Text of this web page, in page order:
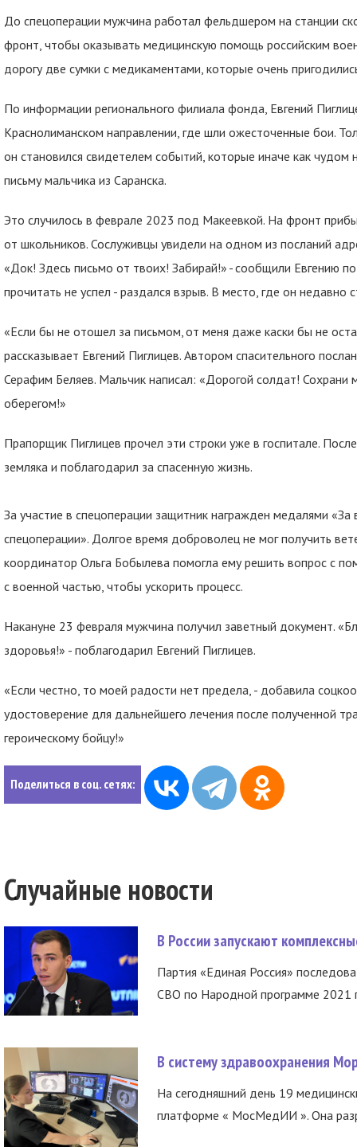
До спецоперации мужчина работал фельдшером на станции
фронт, чтобы оказывать медицинскую помощь российским
дорогу две сумки с медикаментами, которые очень
По информации регионального филиала фонда, Евгений
Краснолиманском направлении, где шли ожесточенные бои.
он становился свидетелем событий, которые иначе как
письму мальчика из Саранска.
Это случилось в феврале 2023 под Макеевкой. На фронт
от школьников. Сослуживцы увидели на одном из посланий
«Док! Здесь письмо от твоих! Забирай!» - сообщили Евгению
прочитать не успел - раздался взрыв. В место, где он недавно
«Если бы не отошел за письмом, от меня даже каски бы не
рассказывает Евгений Пиглицев. Автором спасительного
Серафим Беляев. Мальчик написал: «Дорогой солдат! Сохрани
оберегом!»
Прапорщик Пиглицев прочел эти строки уже в госпитале.
земляка и поблагодарил за спасенную жизнь.
За участие в спецоперации защитник награжден медалями
спецоперации». Долгое время доброволец не мог получить
координатор Ольга Бобылева помогла ему решить вопрос с
с военной частью, чтобы ускорить процесс.
Накануне 23 февраля мужчина получил заветный документ.
здоровья!» - поблагодарил Евгений Пиглицев.
«Если честно, то моей радости нет предела, - добавила
удостоверение для дальнейшего лечения после полученной
героическому бойцу!»
Поделиться в соц. сетях:
Случайные новости
В России запускают
Партия «Единая Россия»
СВО по Народной программе 2021
В систему здравоохранения
На сегодняшний день 19
платформе « МосМедИИ ». Она